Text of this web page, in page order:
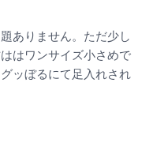
ありません。ただ少し
はワンサイズ小さめで
ッぼるにて足入れされ